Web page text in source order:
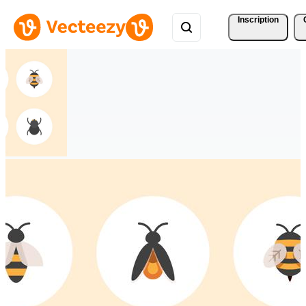
Inscription